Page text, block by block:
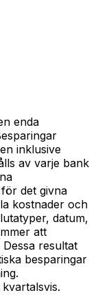
enda
inklusive
av varje bank
det givna
kostnader och
datum,
att
resultat
besparingar